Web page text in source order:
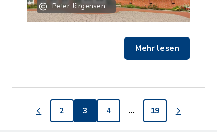
Peter Jörgensen
Mehr lesen
2 3 4 … 19